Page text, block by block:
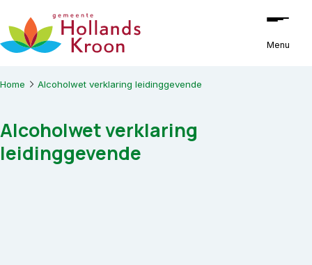
Ga naar de inhoud
Menu
Home Alcoholwet verklaring leidinggevende
Alcoholwet verklaring
leidinggevende